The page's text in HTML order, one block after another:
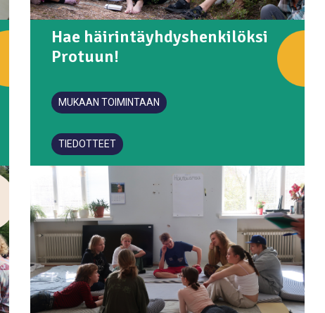
Hae häirintäyhdyshenkilöksi
Protuun!
MUKAAN TOIMINTAAN
TIEDOTTEET